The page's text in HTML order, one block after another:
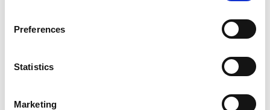
Preferences
Statistics
Marketing
Polersvamp til maskinel brug